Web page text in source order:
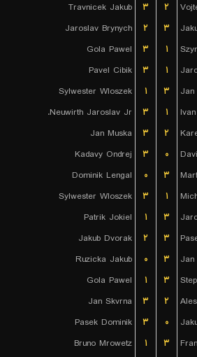
Travnicek Jakub
۳ ۲
Jaroslav Brynych
۲ ۳
Gola Pawel
۳ ۱
Pavel Cibik
۳ ۱
Sylwester Wloszek
۱ ۳
Neuwirth Jaroslav Jr.
۳ ۱
Jan Muska
۳ ۲
Kadavy Ondrej
۳ ۰
Dominik Lengal
۰ ۳
Sylwester Wloszek
۳ ۱
Patrik Jokiel
۱ ۳
Jakub Dvorak
۲ ۳
Ruzicka Jakub
۰ ۳
Jan
Gola Pawel
۱ ۳
Jan Skvrna
۳ ۲
Pasek Dominik
۳ ۰
Bruno Mrowetz
۱ ۳